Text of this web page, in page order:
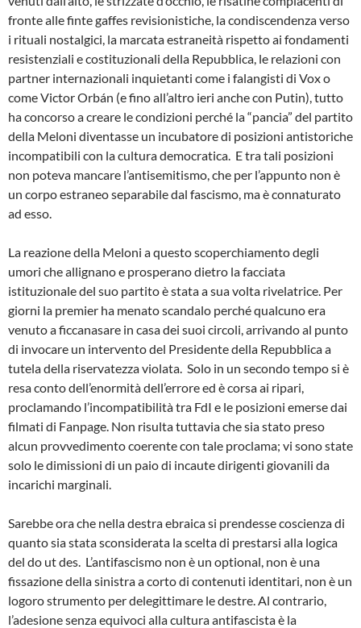
fronte alle finte gaffes revisionistiche, la condiscendenza verso
i rituali nostalgici, la marcata estraneità rispetto ai fondamenti
resistenziali e costituzionali della Repubblica, le relazioni con
partner internazionali inquietanti come i falangisti di Vox o
come Victor Orbán (e fino all’altro ieri anche con Putin), tutto
ha concorso a creare le condizioni perché la “pancia” del partito
della Meloni diventasse un incubatore di posizioni antistoriche
incompatibili con la cultura democratica. E tra tali posizioni
non poteva mancare l’antisemitismo, che per l’appunto non è
un corpo estraneo separabile dal fascismo, ma è connaturato
ad esso.
La reazione della Meloni a questo scoperchiamento degli
umori che allignano e prosperano dietro la facciata
istituzionale del suo partito è stata a sua volta rivelatrice. Per
giorni la premier ha menato scandalo perché qualcuno era
venuto a ficcanasare in casa dei suoi circoli, arrivando al punto
di invocare un intervento del Presidente della Repubblica a
tutela della riservatezza violata. Solo in un secondo tempo si è
resa conto dell’enormità dell’errore ed è corsa ai ripari,
proclamando l’incompatibilità tra FdI e le posizioni emerse dai
filmati di Fanpage. Non risulta tuttavia che sia stato preso
alcun provvedimento coerente con tale proclama; vi sono state
solo le dimissioni di un paio di incaute dirigenti giovanili da
incarichi marginali.
Sarebbe ora che nella destra ebraica si prendesse coscienza di
quanto sia stata sconsiderata la scelta di prestarsi alla logica
del do ut des. L’antifascismo non è un optional, non è una
fissazione della sinistra a corto di contenuti identitari, non è un
logoro strumento per delegittimare le destre. Al contrario,
l’adesione senza equivoci alla cultura antifascista è la